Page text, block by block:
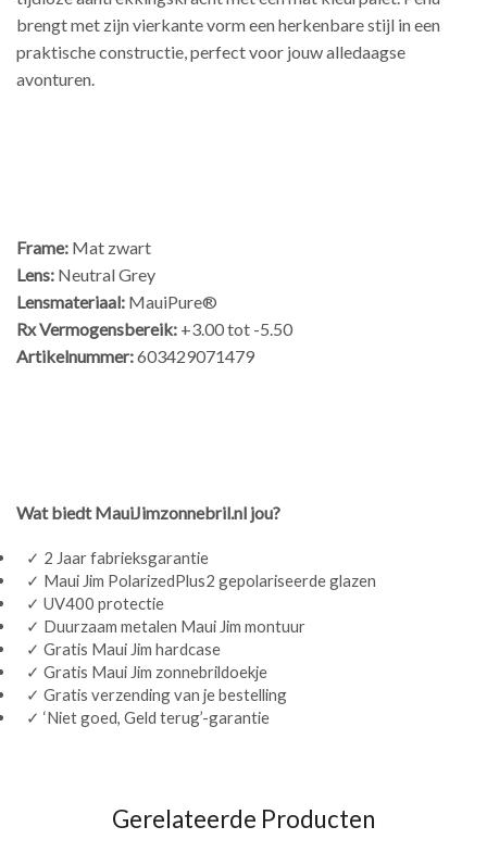
brengt met zijn vierkante vorm een herkenbare stijl in een
praktische constructie, perfect voor jouw alledaagse
avonturen.
Frame: Mat zwart
Lens: Neutral Grey
Lensmateriaal: MauiPure®
Rx Vermogensbereik: +3.00 tot -5.50
Artikelnummer:603429071479
Wat biedt MauiJimzonnebril.nl jou?
✓ 2 Jaar fabrieksgarantie
✓ Maui Jim PolarizedPlus2 gepolariseerde glazen
✓ UV400 protectie
✓ Duurzaam metalen Maui Jim montuur
✓ Gratis Maui Jim hardcase
✓ Gratis Maui Jim zonnebrildoekje
✓ Gratis verzending van je bestelling
✓ ‘Niet goed, Geld terug’-garantie
Gerelateerde Producten